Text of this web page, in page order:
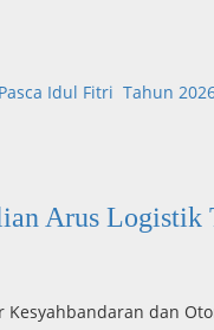
Idul Fitri Tahun
Arus
dan